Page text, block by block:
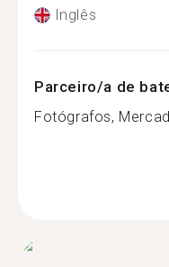
Inglês
Parceiro/a de
Fotógrafos,